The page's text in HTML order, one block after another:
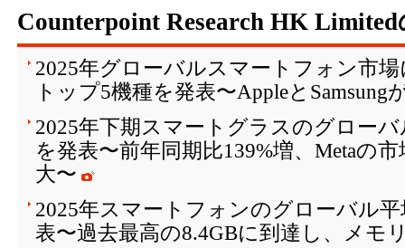
Counterpoint Research HK Limited
2025年グローバルスマートフォン市
トップ5機種を発表〜AppleとSamsung
2025年下期スマートグラスのグロー
を発表〜前年同期比139%増、Metaの
大〜
2025年スマートフォンのグローバル
表〜過去最高の8.4GBに到達し、メモ